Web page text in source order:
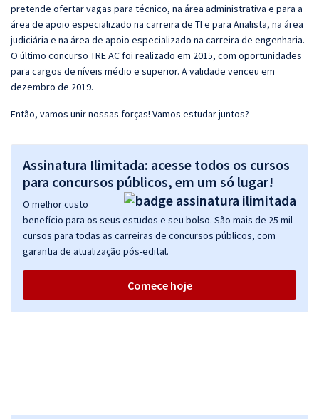
pretende ofertar vagas para técnico, na área administrativa e para a
área de apoio especializado na carreira de TI e para Analista, na área
judiciária e na área de apoio especializado na carreira de engenharia.
O último concurso TRE AC foi realizado em 2015, com oportunidades
para cargos de níveis médio e superior. A validade venceu em
dezembro de 2019.
Então, vamos unir nossas forças! Vamos estudar juntos?
Assinatura Ilimitada: acesse todos os cursos
para concursos públicos, em um só lugar!
O melhor custo
benefício para os seus estudos e seu bolso. São mais de 25 mil
cursos para todas as carreiras de concursos públicos, com
garantia de atualização pós-edital.
Comece hoje